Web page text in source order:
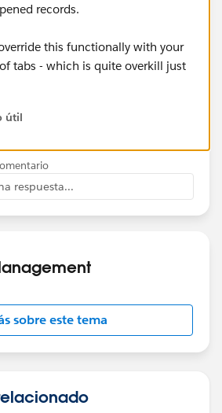
records.
this functionally with your
tabs - which is quite overkill just
útil
respuesta...
sobre este tema